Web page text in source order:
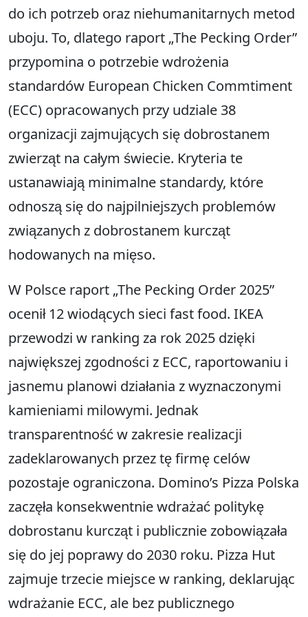
do ich potrzeb oraz niehumanitarnych metod
uboju. To, dlatego raport „The Pecking Order”
przypomina o potrzebie wdrożenia
standardów European Chicken Commtiment
(ECC) opracowanych przy udziale 38
organizacji zajmujących się dobrostanem
zwierząt na całym świecie. Kryteria te
ustanawiają minimalne standardy, które
odnoszą się do najpilniejszych problemów
związanych z dobrostanem kurcząt
hodowanych na mięso.
W Polsce raport „The Pecking Order 2025”
ocenił 12 wiodących sieci fast food. IKEA
przewodzi w ranking za rok 2025 dzięki
największej zgodności z ECC, raportowaniu i
jasnemu planowi działania z wyznaczonymi
kamieniami milowymi. Jednak
transparentność w zakresie realizacji
zadeklarowanych przez tę firmę celów
pozostaje ograniczona. Domino’s Pizza Polska
zaczęła konsekwentnie wdrażać politykę
dobrostanu kurcząt i publicznie zobowiązała
się do jej poprawy do 2030 roku. Pizza Hut
zajmuje trzecie miejsce w ranking, deklarując
wdrażanie ECC, ale bez publicznego